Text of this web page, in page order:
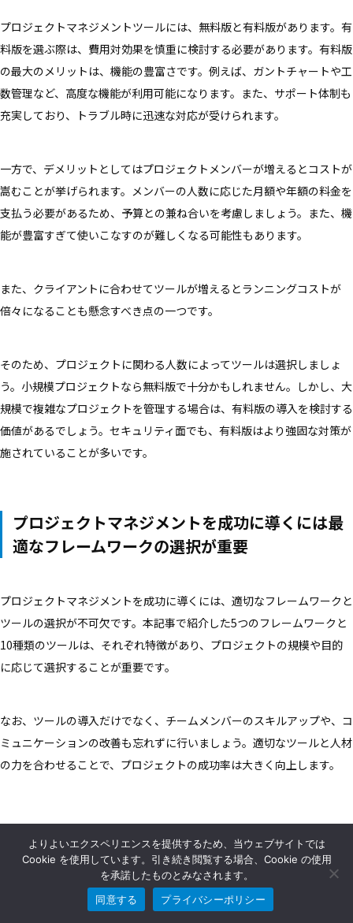
プロジェクトマネジメントツールには、無料版と有料版があります。有
料版を選ぶ際は、費用対効果を慎重に検討する必要があります。有料版
の最大のメリットは、機能の豊富さです。例えば、ガントチャートや工
数管理など、高度な機能が利用可能になります。また、サポート体制も
充実しており、トラブル時に迅速な対応が受けられます。
一方で、デメリットとしてはプロジェクトメンバーが増えるとコストが
嵩むことが挙げられます。メンバーの人数に応じた月額や年額の料金を
支払う必要があるため、予算との兼ね合いを考慮しましょう。また、機
能が豊富すぎて使いこなすのが難しくなる可能性もあります。
また、クライアントに合わせてツールが増えるとランニングコストが
倍々になることも懸念すべき点の一つです。
そのため、プロジェクトに関わる人数によってツールは選択しましょ
う。小規模プロジェクトなら無料版で十分かもしれません。しかし、大
規模で複雑なプロジェクトを管理する場合は、有料版の導入を検討する
価値があるでしょう。セキュリティ面でも、有料版はより強固な対策が
施されていることが多いです。
プロジェクトマネジメントを成功に導くには最
適なフレームワークの選択が重要
プロジェクトマネジメントを成功に導くには、適切なフレームワークと
ツールの選択が不可欠です。本記事で紹介した5つのフレームワークと
10種類のツールは、それぞれ特徴があり、プロジェクトの規模や目的
に応じて選択することが重要です。
なお、ツールの導入だけでなく、チームメンバーのスキルアップや、コ
ミュニケーションの改善も忘れずに行いましょう。適切なツールと人材
の力を合わせることで、プロジェクトの成功率は大きく向上します。
よりよいエクスペリエンスを提供するため、当ウェブサイトでは
Cookie を使用しています。引き続き閲覧する場合、Cookie の使用
を承諾したものとみなされます。
同意する
プライバシーポリシー